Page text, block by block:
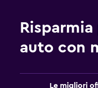
auto con
Le migliori